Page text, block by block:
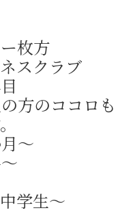
枚方
スクラブ
方のココロも
〜
学生〜